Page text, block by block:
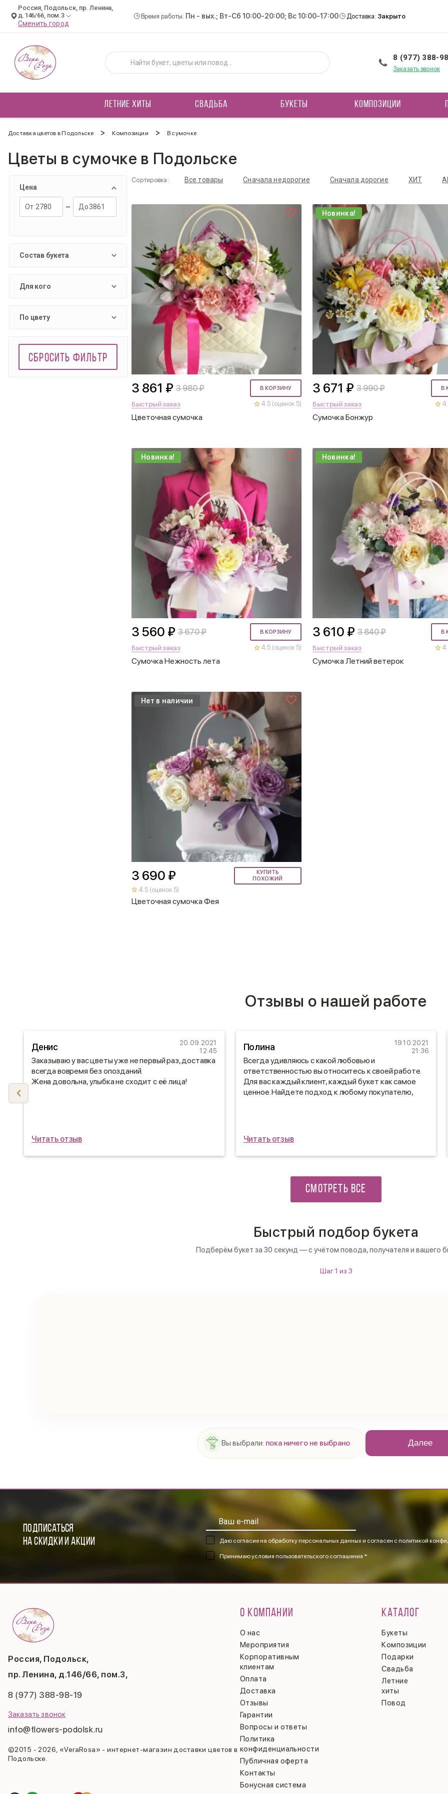
Россия, Подольск, пр. Ленина,
д.146/66, пом.3
Сменить город
Время работы: Пн - вых.; Вт-Сб 10:00-20:00; Вс 10:00-17:00 Доставка: Закрыто
8 (977) 388-
Заказать звонок
ЛЕТНИЕ ХИТЫ СВАДЬБА БУКЕТЫ КОМПОЗИЦИИ
Доставка цветов в Подольске > Композиции > В сумочке
Цветы в сумочке в Подольске
Цена
Состав букета
Для кого
По цвету
СБРОСИТЬ ФИЛЬТР
Сортировка: Все товары Сначала недорогие Сначала дорогие ХИТ
3 861 ₽ 3 980 ₽ В КОРЗИНУ
Быстрый заказ 4.5 (оценок 5)
Цветочная сумочка
Новинка!
3 671 ₽ 3 990 ₽ В
Быстрый заказ
Сумочка Бонжур
Новинка!
3 560 ₽ 3 670 ₽ В КОРЗИНУ
Быстрый заказ 4.5 (оценок 5)
Сумочка Нежность лета
Новинка!
3 610 ₽ 3 840 ₽ В
Быстрый заказ
Сумочка Летний ветерок
Нет в наличии
3 690 ₽
КУПИТЬ
ПОХОЖИЙ
4.5 (оценок 5)
Цветочная сумочка Фея
Отзывы о нашей работе
Денис
20.09.2021
12:45
Заказываю у вас цветы уже не первый раз, доставка
всегда вовремя без опозданий.
Жена довольна, улыбка не сходит с её лица!
Читать отзыв
Полина
19.10.2021
21:36
Всегда удивляюсь с какой любовью и
ответственностью вы относитесь к своей работе.
Для вас каждый клиент, каждый букет как самое
ценное. Найдете подход к любому покупателю,
Читать отзыв
СМОТРЕТЬ ВСЕ
Быстрый подбор букета
Подберём букет за 30 секунд — с учётом повода, получателя и вашего
Шаг1 из 3
Вы выбрали: пока ничего не выбрано Далее
ПОДПИСАТЬСЯ
НА СКИДКИ И АКЦИИ
Даю согласие на обработку персональных данных и согласен с политикой
Принимаюусловия пользовательского соглашения *
Россия, Подольск,
пр. Ленина, д.146/66, пом.3,
8 (977) 388-98-19
Заказать звонок
info@flowers-podolsk.ru
©2015 - 2026, «VeraRosa» - интернет-магазин доставки цветов в
Подольске.
О КОМПАНИИ
О нас
Мероприятия
Корпоративным
клиентам
Оплата
Доставка
Отзывы
Гарантии
Вопросы и ответы
Политика
конфиденциальности
Публичная оферта
Контакты
Бонусная система
КАТАЛОГ
Букеты
Композиции
Подарки
Свадьба
Летние
хиты
Повод